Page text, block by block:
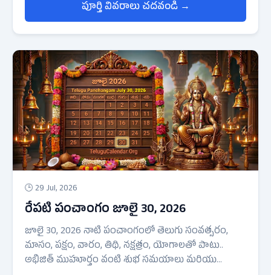
పూర్తి వివరాలు చదవండి →
🕒 29 Jul, 2026
రేపటి పంచాంగం జూలై 30, 2026
జూలై 30, 2026 నాటి పంచాంగంలో తెలుగు సంవత్సరం,
మాసం, పక్షం, వారం, తిథి, నక్షత్రం, యోగాలతో పాటు..
అభిజిత్ ముహూర్తం వంటి శుభ సమయాలు మరియు